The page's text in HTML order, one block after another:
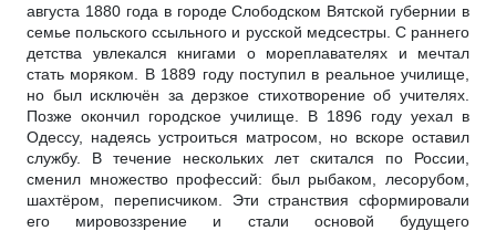
августа 1880 года в городе Слободском Вятской губернии в
семье польского ссыльного и русской медсестры. С раннего
детства увлекался книгами о мореплавателях и мечтал
стать моряком. В 1889 году поступил в реальное училище,
но был исключён за дерзкое стихотворение об учителях.
Позже окончил городское училище. В 1896 году уехал в
Одессу, надеясь устроиться матросом, но вскоре оставил
службу. В течение нескольких лет скитался по России,
сменил множество профессий: был рыбаком, лесорубом,
шахтёром, переписчиком. Эти странствия сформировали
его мировоззрение и стали основой будущего